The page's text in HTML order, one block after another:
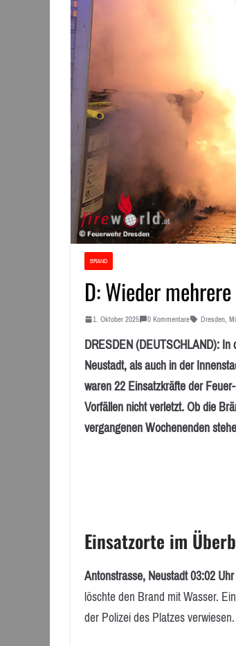
BRAND
D: Wieder
1. Oktober 2025 0 Kommentare Dresden,
DRESDEN (DEUTSCHLAND):
Neustadt, als auch in der
waren 22 Einsatzkräfte der
Vorfällen nicht verletzt. Ob die
vergangenen Wochenenden
Einsatzorte im
Antonstrasse, Neustadt 03:02
löschte den Brand mit Wasser.
der Polizei des Platzes